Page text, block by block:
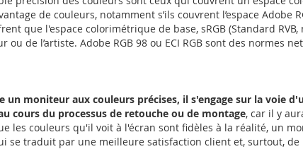
de couleurs, notamment s’ils couvrent l’espace Adobe
que l'espace colorimétrique de base, sRGB (Standard
ou de l’artiste. Adobe RGB 98 ou ECI RGB sont des
un moniteur aux couleurs précises, il s'engage sur la voie
cours du processus de retouche ou de montage, car il y
les couleurs qu'il voit à l'écran sont fidèles à la réalité, un
se traduit par une meilleure satisfaction client et, surtout, de